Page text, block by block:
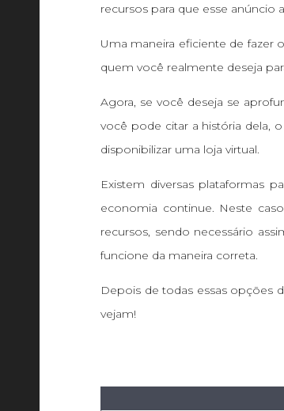
recursos para que esse anúncio
Uma maneira eficiente de fazer
quem você realmente deseja
Agora, se você deseja se
você pode citar a história dela,
disponibilizar uma loja virtual.
Existem diversas plataformas
economia continue. Neste
recursos, sendo necessário
funcione da maneira correta.
Depois de todas essas opções
vejam!